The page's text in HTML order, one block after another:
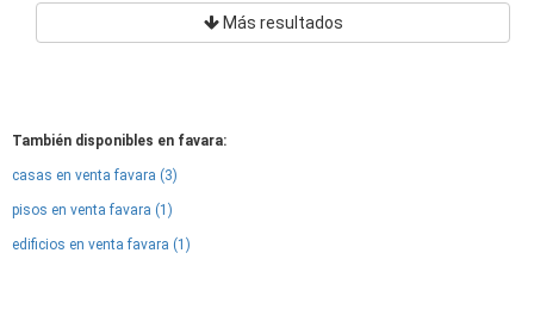
Más resultados
También disponibles en favara:
casas en venta favara (3)
pisos en venta favara (1)
edificios en venta favara (1)